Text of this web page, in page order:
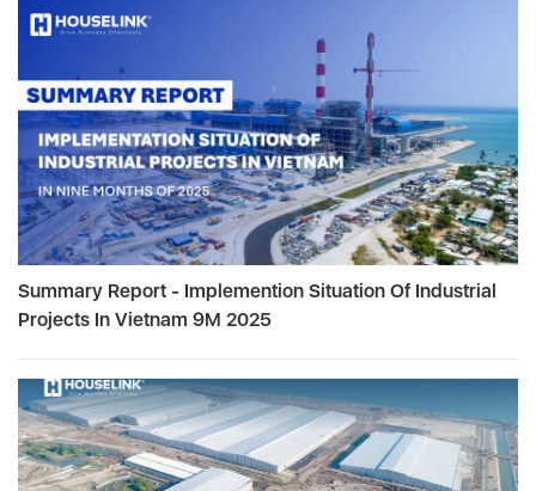
Summary Report - Implemention Situation Of Industrial
Projects In Vietnam 9M 2025